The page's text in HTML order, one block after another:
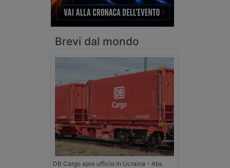
Brevi dal mondo
DB Cargo apre ufficio in Ucraina - Abs